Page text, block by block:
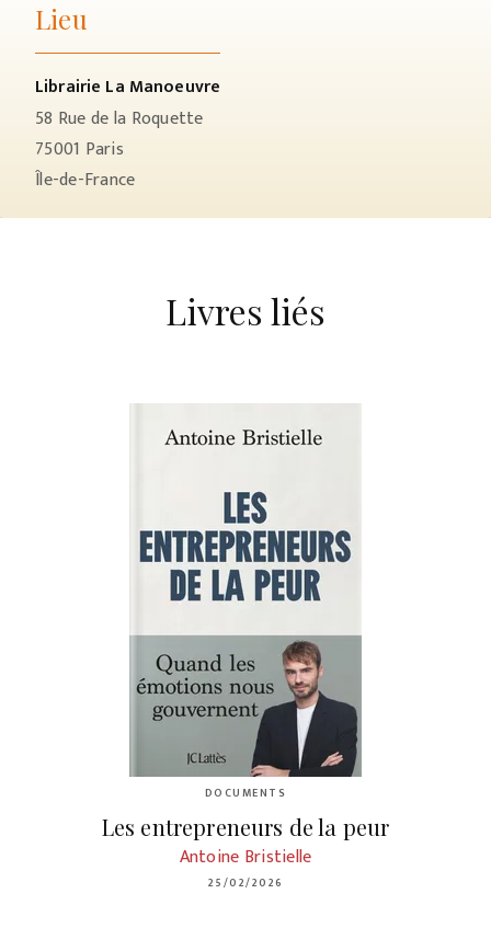
Lieu
Librairie La Manoeuvre
58 Rue de la Roquette
75001 Paris
Île-de-France
Livres liés
DOCUMENTS
Les entrepreneurs de la peur
Antoine Bristielle
25/02/2026